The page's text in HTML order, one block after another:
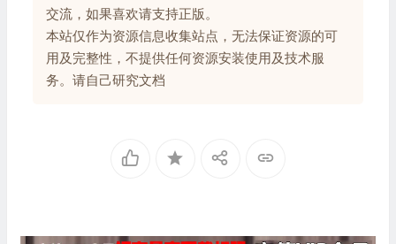
交流，如果喜欢请支持正版。
本站仅作为资源信息收集站点，无法保证资源的可
用及完整性，不提供任何资源安装使用及技术服
务。请自己研究文档